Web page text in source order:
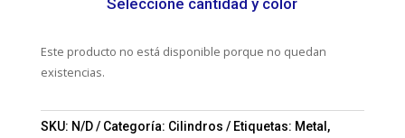
Este producto no está disponible porque no quedan
existencias.
SKU: N/D Categoría: Cilindros Etiquetas: Metal ,